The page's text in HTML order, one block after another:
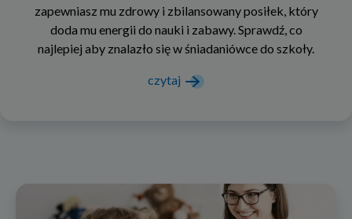
zapewniasz mu zdrowy i zbilansowany posiłek, który
doda mu energii do nauki i zabawy. Sprawdź, co
najlepiej aby znalazło się w śniadaniówce do szkoły.
czytaj